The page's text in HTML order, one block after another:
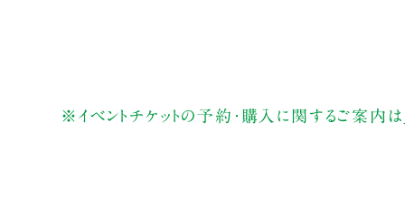
※イベントチケットの予約・購入に関するご案内は